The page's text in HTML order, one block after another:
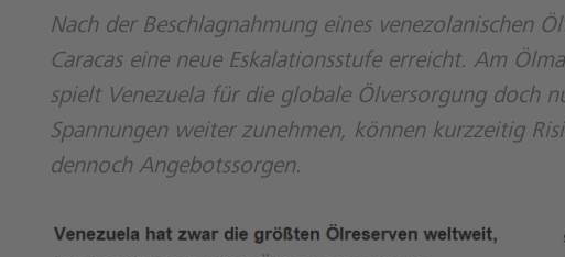
Nach der Beschlagnahmung eines venezolanischen
Caracas eine neue Eskalationsstufe erreicht. Am
spielt Venezuela für die globale Ölversorgung doch
Spannungen weiter zunehmen, können kurzzeitig
dennoch Angebotssorgen.